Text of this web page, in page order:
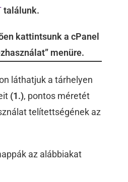
találunk.
kattintsunk a cPanel
menüre.
láthatjuk a tárhelyen
(1.), pontos méretét
telítettségének az
az alábbiakat